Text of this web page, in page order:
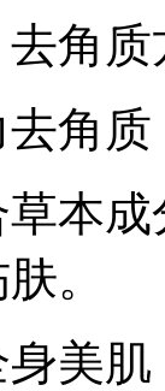
角
角
本
。
美